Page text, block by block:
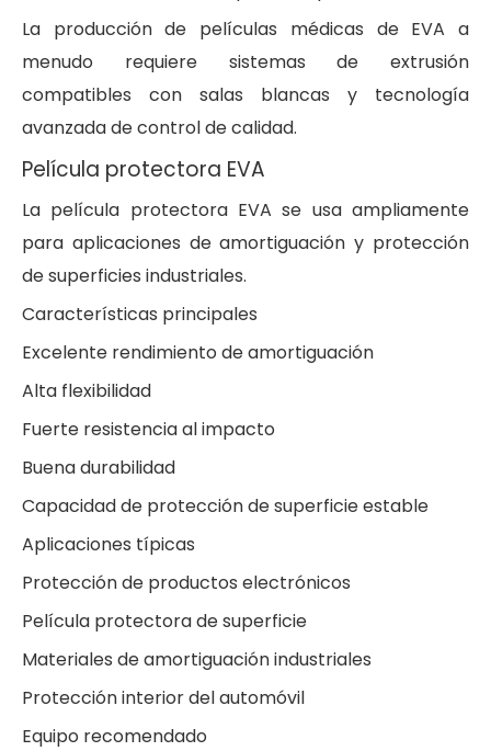
La producción de películas médicas de EVA a
menudo requiere sistemas de extrusión
compatibles con salas blancas y tecnología
avanzada de control de calidad.
Película protectora EVA
La película protectora EVA se usa ampliamente
para aplicaciones de amortiguación y protección
de superficies industriales.
Características principales
Excelente rendimiento de amortiguación
Alta flexibilidad
Fuerte resistencia al impacto
Buena durabilidad
Capacidad de protección de superficie estable
Aplicaciones típicas
Protección de productos electrónicos
Película protectora de superficie
Materiales de amortiguación industriales
Protección interior del automóvil
Equipo recomendado